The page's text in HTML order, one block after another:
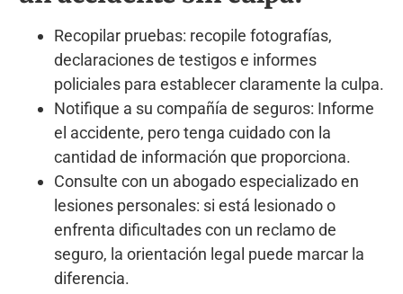
Recopilar pruebas: recopile fotografías,
declaraciones de testigos e informes
policiales para establecer claramente la culpa.
Notifique a su compañía de seguros: Informe
el accidente, pero tenga cuidado con la
cantidad de información que proporciona.
Consulte con un abogado especializado en
lesiones personales: si está lesionado o
enfrenta dificultades con un reclamo de
seguro, la orientación legal puede marcar la
diferencia.